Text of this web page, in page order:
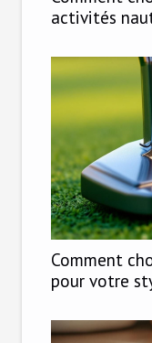
activités
Comment
pour votre